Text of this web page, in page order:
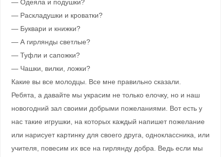
— Одеяла и подушки?
— Раскладушки и кроватки?
— Буквари и книжки?
— А гирлянды светлые?
— Туфли и сапожки?
— Чашки, вилки, ложки?
Какие вы все молодцы. Все мне правильно сказали.
Ребята, а давайте мы украсим не только елочку, но и наш
новогодний зал своими добрыми пожеланиями. Вот есть у
нас такие игрушки, на которых каждый напишет пожелание
или нарисует картинку для своего друга, одноклассника, или
учителя, повесим их все на гирлянду добра. Ведь если мы